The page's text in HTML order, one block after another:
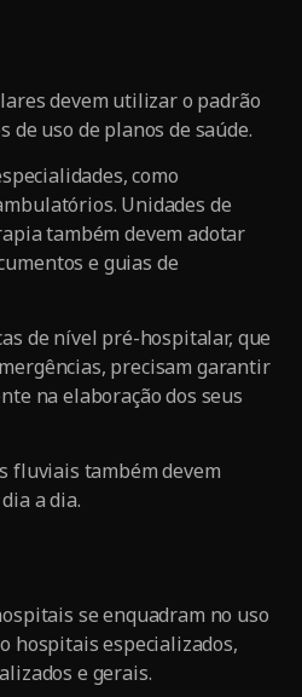
devem utilizar o padrão
de uso de planos de saúde.
como
Unidades de
também devem adotar
e guias de
de nível pré-hospitalar, que
precisam garantir
na elaboração dos seus
fluviais também devem
a dia.
se enquadram no uso
hospitais especializados,
e gerais.